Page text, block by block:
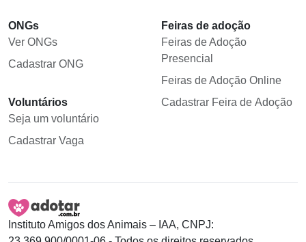
ONGs
Ver ONGs
Cadastrar ONG
Voluntários
Seja um voluntário
Cadastrar Vaga
Feiras de adoção
Feiras de Adoção
Presencial
Feiras de Adoção Online
Cadastrar Feira de Adoção
Instituto Amigos dos Animais – IAA, CNPJ: